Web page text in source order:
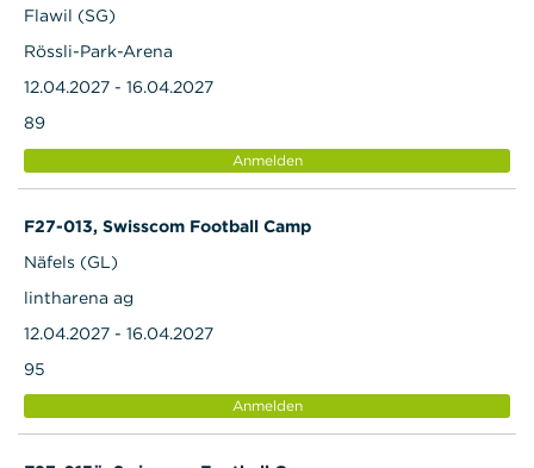
Flawil (SG)
Rössli-Park-Arena
12.04.2027 - 16.04.2027
89
Anmelden
F27-013, Swisscom Football Camp
Näfels (GL)
lintharena ag
12.04.2027 - 16.04.2027
95
Anmelden